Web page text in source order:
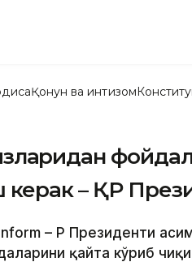
Қонун ва интизом
керак – ҚР
– ҚР Президенти
қайта кўриб